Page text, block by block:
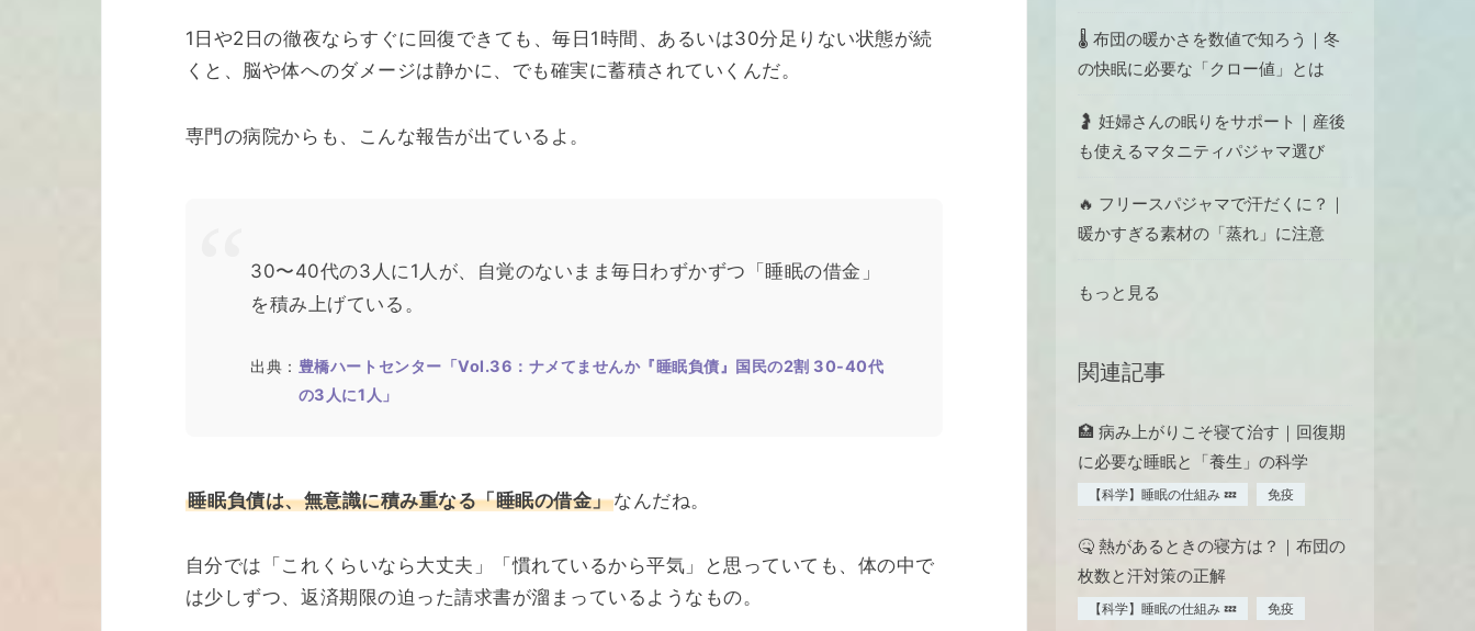
1日や2日の徹夜ならすぐに回復できても、毎日1時間、あるいは30分足りない状態が続
くと、脳や体へのダメージは静かに、でも確実に蓄積されていくんだ。
専門の病院からも、こんな報告が出ているよ。
30〜40代の3人に1人が、自覚のないまま毎日わずかずつ「睡眠の借金」
を積み上げている。
出典： 豊橋ハートセンター「Vol.36：ナメてませんか『睡眠負債』国民の2割 30-40代
の3人に1人」
睡眠負債は、無意識に積み重なる「睡眠の借金」なんだね。
自分では「これくらいなら大丈夫」「慣れているから平気」と思っていても、体の中で
は少しずつ、返済期限の迫った請求書が溜まっているようなもの。
🌡️ 布団の暖かさを数値で知ろう｜冬
の快眠に必要な「クロー値」とは
🤰 妊婦さんの眠りをサポート｜産後
も使えるマタニティパジャマ選び
🔥 フリースパジャマで汗だくに？｜
暖かすぎる素材の「蒸れ」に注意
もっと見る
関連記事
🏥 病み上がりこそ寝て治す｜回復期
に必要な睡眠と「養生」の科学
【科学】睡眠の仕組み 💤 免疫
🤒 熱があるときの寝方は？｜布団の
枚数と汗対策の正解
【科学】睡眠の仕組み 💤 免疫